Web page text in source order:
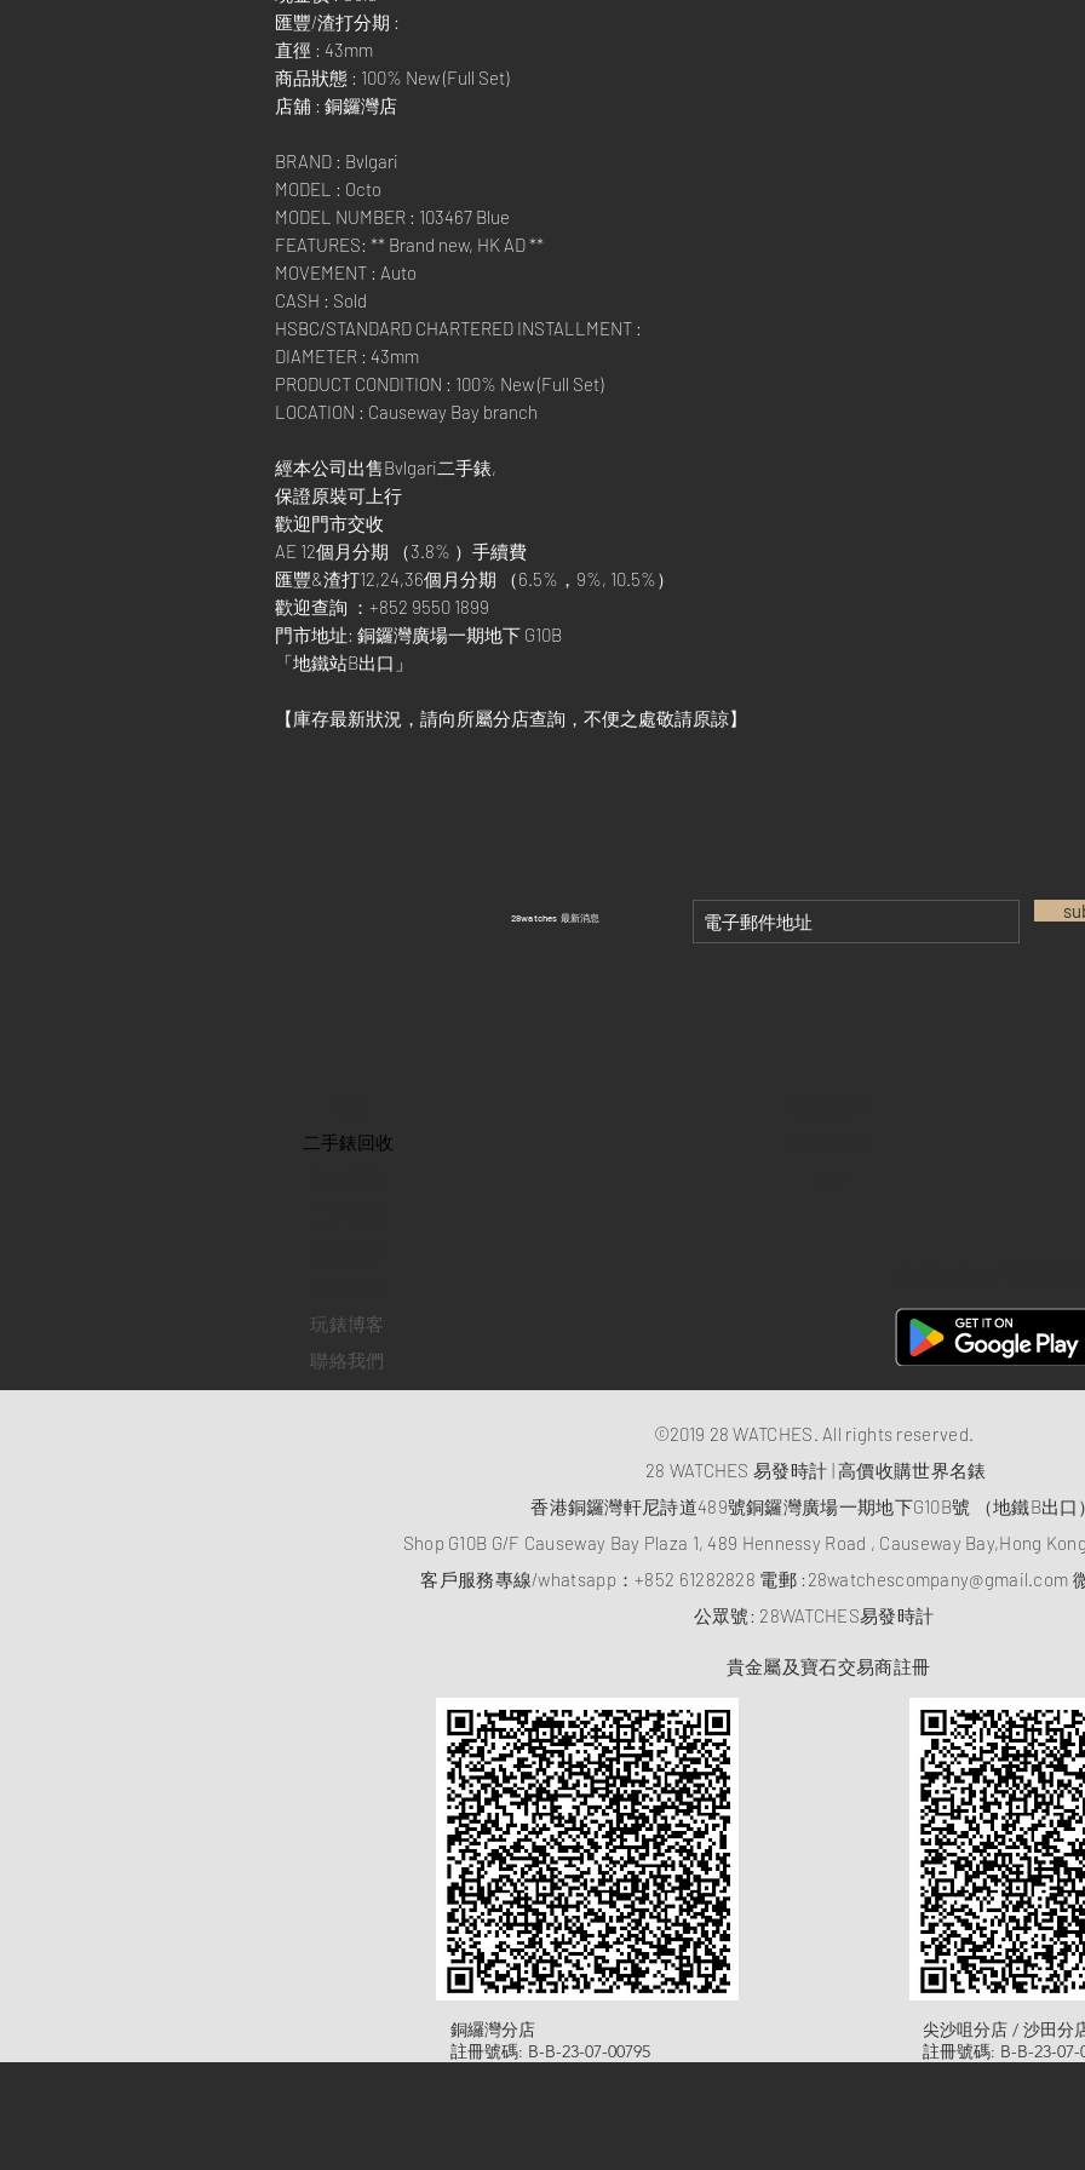
匯豐/渣打分期 :
直徑 : 43mm
商品狀態 : 100% New (Full Set)
店舖 : 銅鑼灣店
BRAND : Bvlgari
MODEL : Octo
MODEL NUMBER : 103467 Blue
FEATURES: ** Brand new, HK AD **
MOVEMENT : Auto
CASH : Sold
HSBC/STANDARD CHARTERED INSTALLMENT :
DIAMETER : 43mm
PRODUCT CONDITION : 100% New (Full Set)
LOCATION : Causeway Bay branch
經本公司出售Bvlgari二手錶,
保證原裝可上行
歡迎門市交收
AE 12個月分期 （3.8% ）手續費
匯豐&渣打12,24,36個月分期 （6.5%，9%, 10.5%）
歡迎查詢 ：+852 9550 1899
門市地址: 銅鑼灣廣場一期地下 G10B
「地鐵站B出口」
【庫存最新狀況，請向所屬分店查詢，不便之處敬請原諒】
​28watches 最新消息
​二手錶回收
玩錶博客
聯絡我們
©2019 28 WATCHES. All rights reserved.
28 WATCHES 易發時計 | 高價收購世界名錶
香港銅鑼灣軒尼詩道489號銅鑼灣廣場一期地下G10B號 （地鐵B出口）
Shop G10B G/F Causeway Bay Plaza 1, 489 Hennessy Road , Causeway Bay,Hong Kong
客戶服務專線/whatsapp：+852 61282828 電郵 : 28watchescompany@gmail.com
​公眾號: 28WATCHES易發時計
貴金屬及寶石交易商註冊
​銅纙灣分店
註冊號碼: B-B-23-07-00795
尖沙咀分店 / 沙田分
註冊號碼: B-B-23-07-